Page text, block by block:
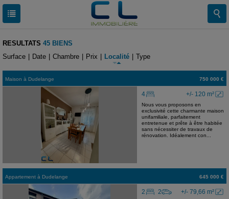
RESULTATS 45 BIENS
Surface
Date Chambre Prix Localité Type
Maison à Dudelange 750 000 €
+/- 120 m²
4
Nous vous proposons en
exclusivité cette charmante maison
unifamiliale, parfaitement
entretenue et prête à être habitée
sans nécessiter de travaux de
rénovation. Idéalement con...
Appartement à Dudelange 645 000 €
+/- 79,66 m²
2 2